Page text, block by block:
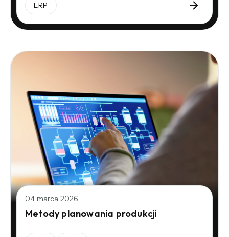
ERP
04 marca 2026
Metody planowania produkcji